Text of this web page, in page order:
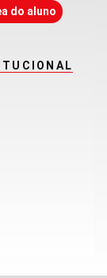
do aluno